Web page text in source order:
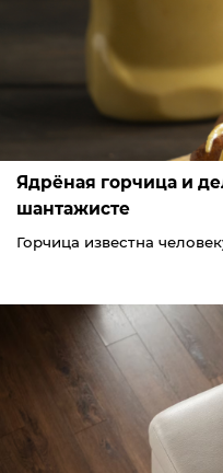
Ядрёная горчица и
шантажисте
Горчица известна